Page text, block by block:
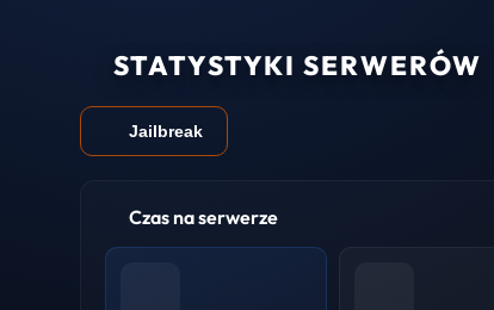
STATYSTYKI SERWERÓW
Jailbreak
Czas na serwerze